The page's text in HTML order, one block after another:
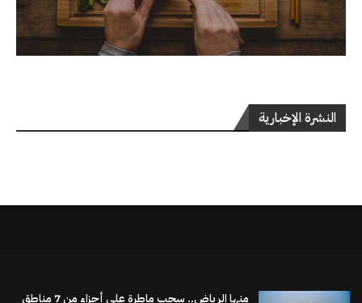
النشرة الإخبارية
منها الرياض.. سحب ماطرة على أجزاء من 7 مناطق